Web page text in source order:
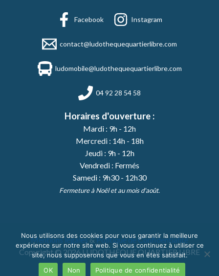
Facebook Instagram
contact@ludothequequartierlibre.com
ludomobile@ludothequequartierlibre.com
04 92 28 54 58
Horaires d'ouverture :
Mardi : 9h - 12h
Mercredi : 14h - 18h
Jeudi : 9h - 12h
Vendredi : Fermés
Samedi : 9h30 - 12h30
Fermeture à Noël et au mois d'août.
Mentions légales&Politique de Confidentialité
Copyright © 2026 LUDOTHÈQUE QUARTIER LIBRE
Nous utilisons des cookies pour vous garantir la meilleure
expérience sur notre site web. Si vous continuez à utiliser ce
site, nous supposerons que vous en êtes satisfait.
OK
Non Politique de confidentialité